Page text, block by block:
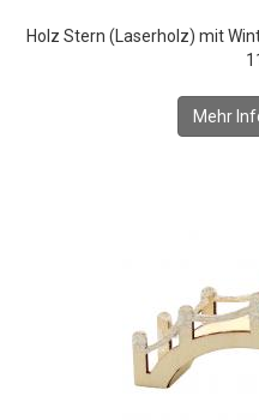
Holz Stern (Laserholz) mit
Mehr